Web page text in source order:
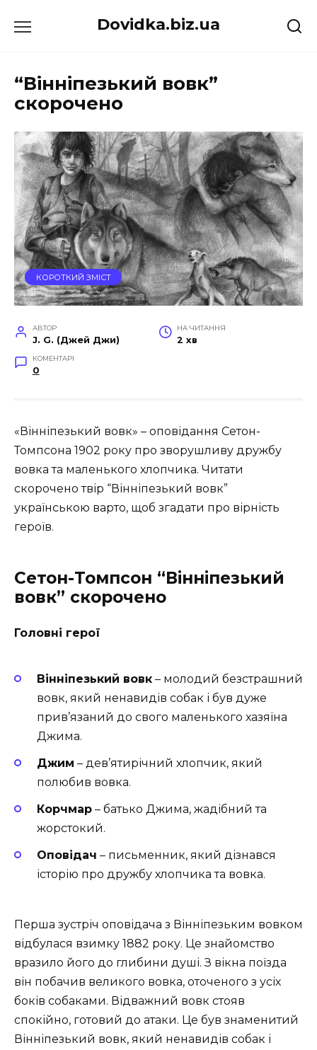
до
Dovidka.biz.ua
“Вінніпезький вовк”
скорочено
КОРОТКИЙ ЗМІСТ
АВТОР
J. G. (Джей Джи)
НА ЧИТАННЯ
2 хв
КОМЕНТАРІ
0
«Вінніпезький вовк» – оповідання Сетон-
Томпсона 1902 року про зворушливу дружбу
вовка та маленького хлопчика. Читати
скорочено твір “Вінніпезький вовк”
українською варто, щоб згадати про вірність
героїв.
Сетон-Томпсон “Вінніпезький
вовк” скорочено
Головні герої
Вінніпезький вовк – молодий безстрашний
вовк, який ненавидів собак і був дуже
прив’язаний до свого маленького хазяїна
Джима.
Джим – дев’ятирічний хлопчик, який
полюбив вовка.
Корчмар – батько Джима, жадібний та
жорстокий.
Оповідач – письменник, який дізнався
історію про дружбу хлопчика та вовка.
Перша зустріч оповідача з Вінніпезьким вовком
відбулася взимку 1882 року. Це знайомство
вразило його до глибини душі. З вікна поїзда
він побачив великого вовка, оточеного з усіх
боків собаками. Відважний вовк стояв
спокійно, готовий до атаки. Це був знаменитий
Вінніпезький вовк, який ненавидів собак і